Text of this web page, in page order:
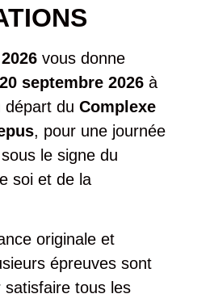
vous donne
20 septembre 2026 à
départ du Complexe
, pour une journée
le signe du
soi et de la
originale et
épreuves sont
satisfaire tous les